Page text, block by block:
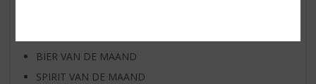
BIER VAN DE MAAND
SPIRIT VAN DE MAAND